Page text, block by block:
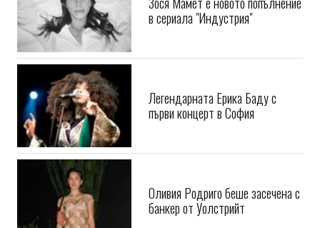
в сериала "Индустрия"
Легендарната Ерика Баду с
първи концерт в София
Оливия Родриго беше засечена с
банкер от Уолстрийт